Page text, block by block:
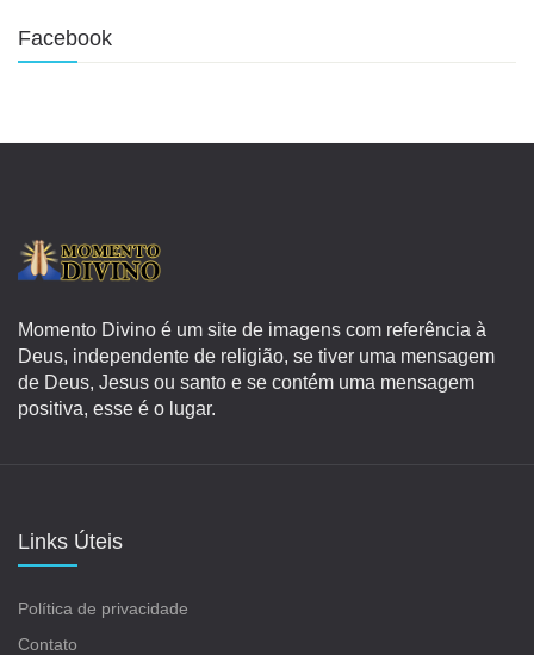
Facebook
Momento Divino é um site de imagens com referência à
Deus, independente de religião, se tiver uma mensagem
de Deus, Jesus ou santo e se contém uma mensagem
positiva, esse é o lugar.
Links Úteis
Política de privacidade
Contato